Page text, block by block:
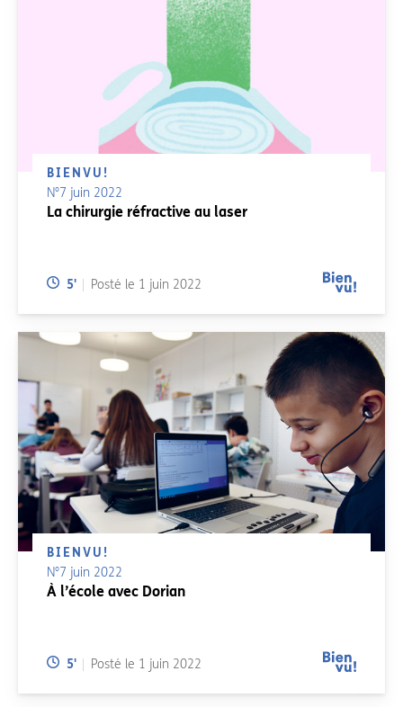
BIENVU!
N°7 juin 2022
La chirurgie réfractive au laser
Temps de lecture:
5' Posté le 1 juin 2022
BIENVU!
N°7 juin 2022
À l’école avec Dorian
Temps de lecture:
5' Posté le 1 juin 2022